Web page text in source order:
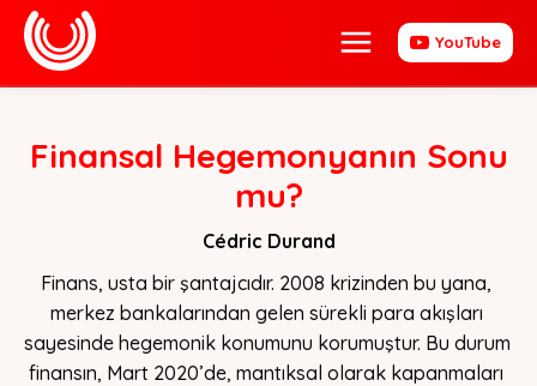
YouTube
Finansal Hegemonyanın Sonu
mu?
Cédric Durand
Finans, usta bir şantajcıdır. 2008 krizinden bu yana,
merkez bankalarından gelen sürekli para akışları
sayesinde hegemonik konumunu korumuştur. Bu durum
finansın, Mart 2020’de, mantıksal olarak kapanmaları